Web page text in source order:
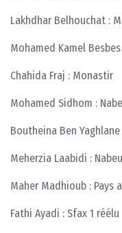
Lakhdhar Belhouchat :
Mohamed Kamel
Chahida Fraj : Monastir
Mohamed Sidhom :
Boutheina Ben Yaghlane
Meherzia Laabidi :
Maher Madhioub : Pays
Fathi Ayadi : Sfax 1 réélu